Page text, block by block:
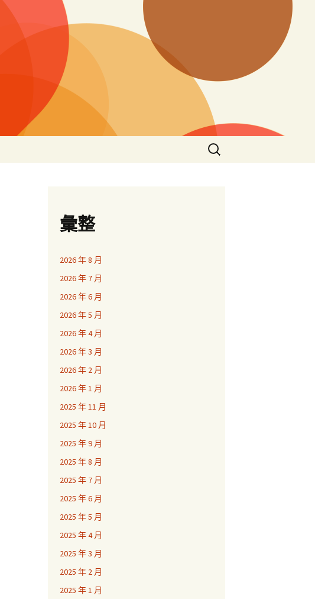
搜
尋
彙整
2026 年 8 月
2026 年 7 月
2026 年 6 月
2026 年 5 月
2026 年 4 月
2026 年 3 月
2026 年 2 月
2026 年 1 月
2025 年 11 月
2025 年 10 月
2025 年 9 月
2025 年 8 月
2025 年 7 月
2025 年 6 月
2025 年 5 月
2025 年 4 月
2025 年 3 月
2025 年 2 月
2025 年 1 月